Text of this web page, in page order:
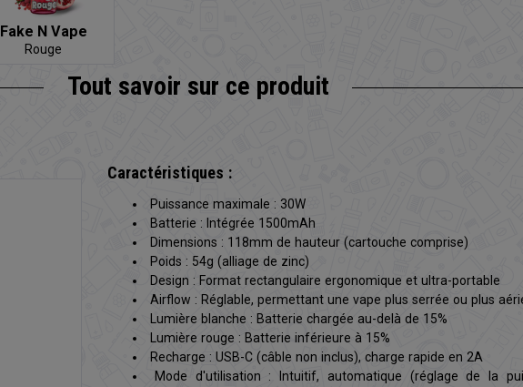
Fake N Vape
Rouge
Tout savoir sur ce produit
Caractéristiques :
Puissance maximale : 30W
Batterie : Intégrée 1500mAh
Dimensions : 118mm de hauteur (cartouche comprise)
Poids : 54g (alliage de zinc)
Design : Format rectangulaire ergonomique et ultra-portable
Airflow : Réglable, permettant une vape plus serrée ou plus
Lumière blanche : Batterie chargée au-delà de 15%
Lumière rouge : Batterie inférieure à 15%
Recharge : USB-C (câble non inclus), charge rapide en 2A
Mode d'utilisation : Intuitif, automatique (réglage de la